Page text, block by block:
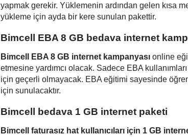
yapmak gerekir. Yüklemenin ardından gelen kısa
yükleme için ayda bir kere sunulan pakettir.
Bimcell EBA 8 GB bedava internet
Bimcell EBA 8 GB internet kampanyası online
etmesine yardımcı olacak. Sadece EBA
için geçerli olmayacak. EBA eğitimi sayesinde
için sunulacaktır.
Bimcell bedava 1 GB internet paketi
Bimcell faturasız hat kullanıcıları için 1 GB